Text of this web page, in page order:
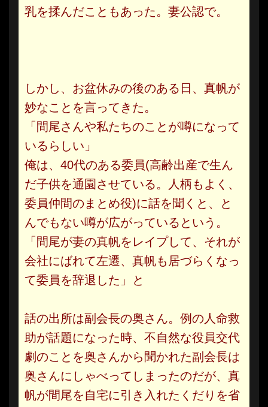
乳を揉んだこともあった。妻公認で。
しかし、お盆休みの後のある日、真帆が
妙なことを言ってきた。
「間尾さんや私たちのことが噂になって
いるらしい」
俺は、40代のある委員(高齢出産で生ん
だ子供を通園させている。人柄もよく、
委員仲間のまとめ役)に話を聞くと、と
んでもない噂が広がっているという。
「間尾が妻の真帆をレイプして、それが
会社にばれて左遷、真帆も居づらくなっ
て委員を辞退した」と
話の出所は副会長の奥さん。例の人命救
助が話題になった時、不自然な役員交代
劇のことを奥さんから聞かれた副会長は
奥さんにしゃべってしまったのだが、真
帆が間尾を自宅に引き入れたくだりを省